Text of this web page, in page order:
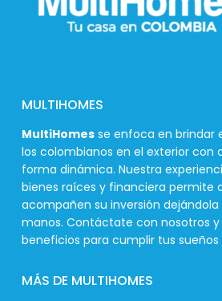
MULTIHOMES
MultiHomes se enfoca en brindar
los colombianos en el exterior con
forma dinámica. Nuestra
bienes raíces y financiera permite
acompañen su inversión dejándola
manos. Contáctate con nosotros
beneficios para cumplir tus
MÁS DE MULTIHOMES